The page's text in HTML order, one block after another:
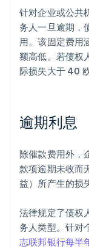
针对企业或公共
务人一旦逾期，
用。该固定费用
额高低。若债权
际损失大于 40 欧
逾期利息
除催款费用外，
款项逾期未收而
益）所产生的损
法律规定了债权
务人类型。针对
志联邦银行每半